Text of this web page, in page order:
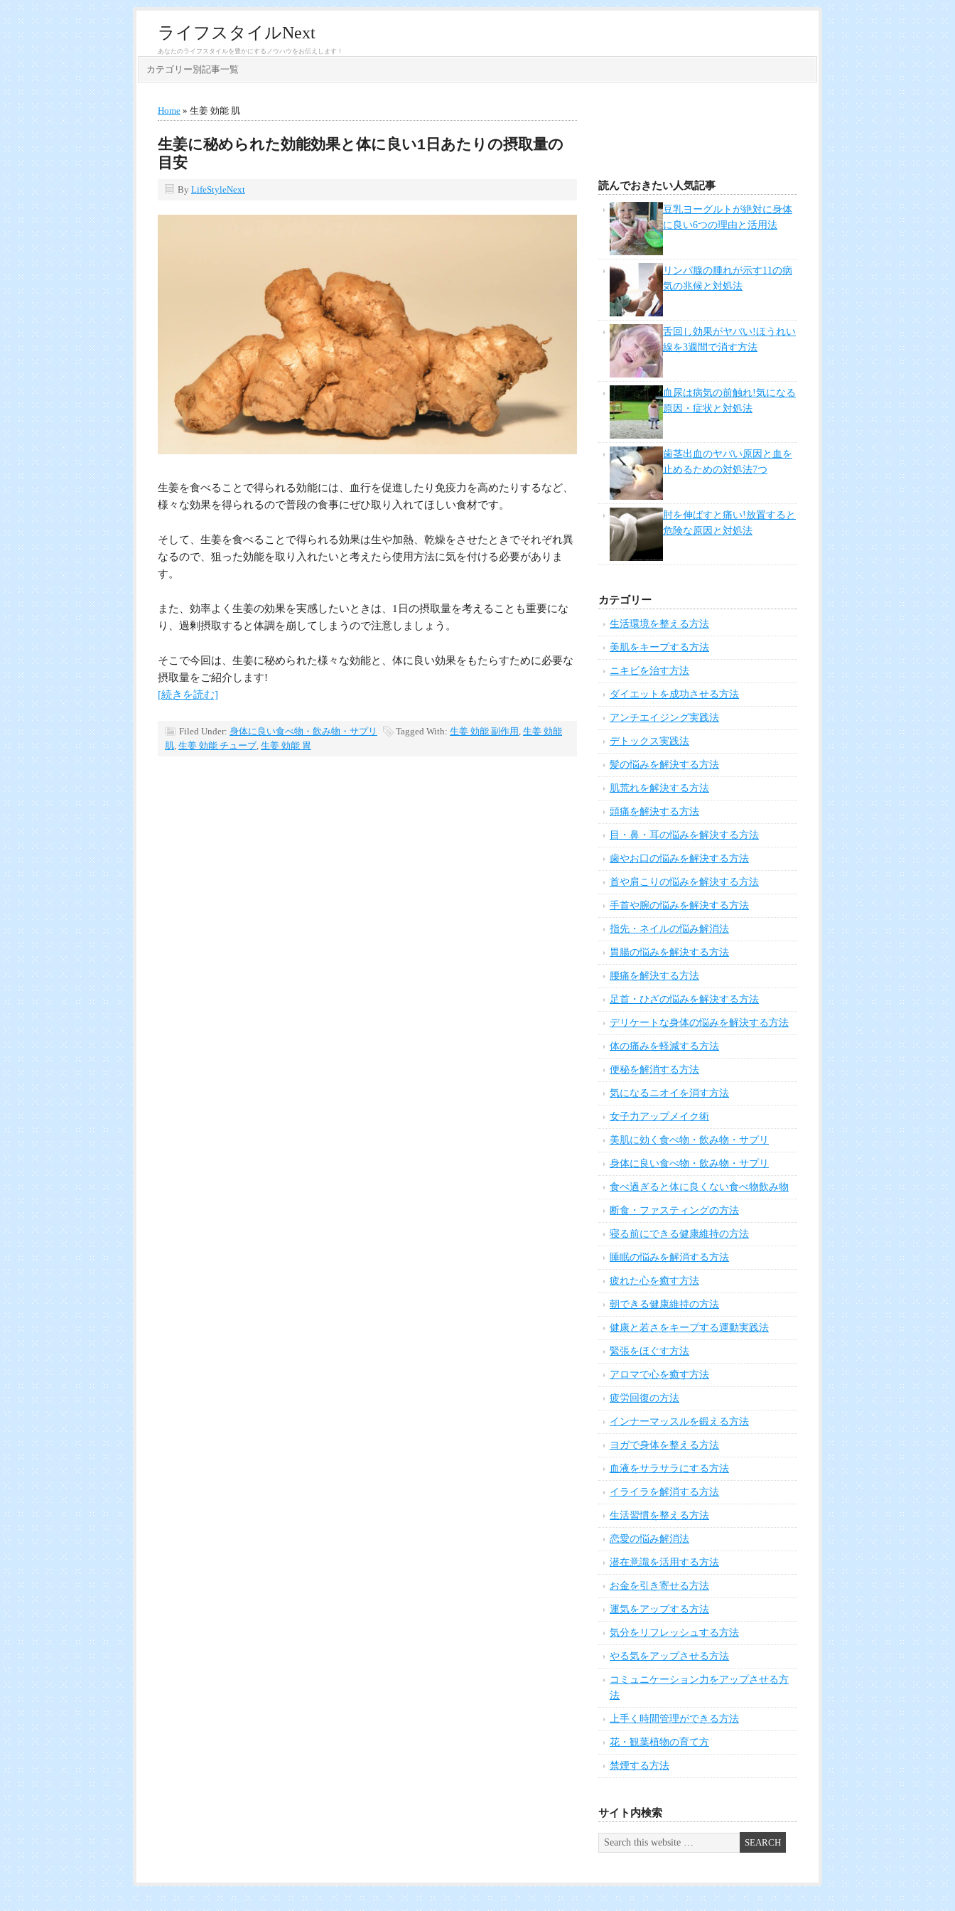
ライフスタイルNext
あなたのライフスタイルを豊かにするノウハウをお伝えします！
カテゴリー別記事一覧
Home » 生姜 効能 肌
生姜に秘められた効能効果と体に良い1日あたりの摂取量の
目安
By LifeStyleNext
生姜を食べることで得られる効能には、血行を促進したり免疫力を高めたりするなど、
様々な効果を得られるので普段の食事にぜひ取り入れてほしい食材です。
そして、生姜を食べることで得られる効果は生や加熱、乾燥をさせたときでそれぞれ異
なるので、狙った効能を取り入れたいと考えたら使用方法に気を付ける必要がありま
す。
また、効率よく生姜の効果を実感したいときは、1日の摂取量を考えることも重要にな
り、過剰摂取すると体調を崩してしまうので注意しましょう。
そこで今回は、生姜に秘められた様々な効能と、体に良い効果をもたらすために必要な
摂取量をご紹介します!
[続きを読む]
Filed Under: 身体に良い食べ物・飲み物・サプリ Tagged With: 生姜 効能 副作用 生姜 効能
肌 生姜 効能 チューブ 生姜 効能 胃
読んでおきたい人気記事
豆乳ヨーグルトが絶対に身体
に良い6つの理由と活用法
リンパ腺の腫れが示す11の病
気の兆候と対処法
舌回し効果がヤバい!ほうれい
線を3週間で消す方法
血尿は病気の前触れ!気になる
原因・症状と対処法
歯茎出血のヤバい原因と血を
止めるための対処法7つ
肘を伸ばすと痛い!放置すると
危険な原因と対処法
カテゴリー
生活環境を整える方法
美肌をキープする方法
ニキビを治す方法
ダイエットを成功させる方法
アンチエイジング実践法
デトックス実践法
髪の悩みを解決する方法
肌荒れを解決する方法
頭痛を解決する方法
目・鼻・耳の悩みを解決する方法
歯やお口の悩みを解決する方法
首や肩こりの悩みを解決する方法
手首や腕の悩みを解決する方法
指先・ネイルの悩み解消法
胃腸の悩みを解決する方法
腰痛を解決する方法
足首・ひざの悩みを解決する方法
デリケートな身体の悩みを解決する方法
体の痛みを軽減する方法
便秘を解消する方法
気になるニオイを消す方法
女子力アップメイク術
美肌に効く食べ物・飲み物・サプリ
身体に良い食べ物・飲み物・サプリ
食べ過ぎると体に良くない食べ物飲み物
断食・ファスティングの方法
寝る前にできる健康維持の方法
睡眠の悩みを解消する方法
疲れた心を癒す方法
朝できる健康維持の方法
健康と若さをキープする運動実践法
緊張をほぐす方法
アロマで心を癒す方法
疲労回復の方法
インナーマッスルを鍛える方法
ヨガで身体を整える方法
血液をサラサラにする方法
イライラを解消する方法
生活習慣を整える方法
恋愛の悩み解消法
潜在意識を活用する方法
お金を引き寄せる方法
運気をアップする方法
気分をリフレッシュする方法
やる気をアップさせる方法
コミュニケーション力をアップさせる方
法
上手く時間管理ができる方法
花・観葉植物の育て方
禁煙する方法
サイト内検索